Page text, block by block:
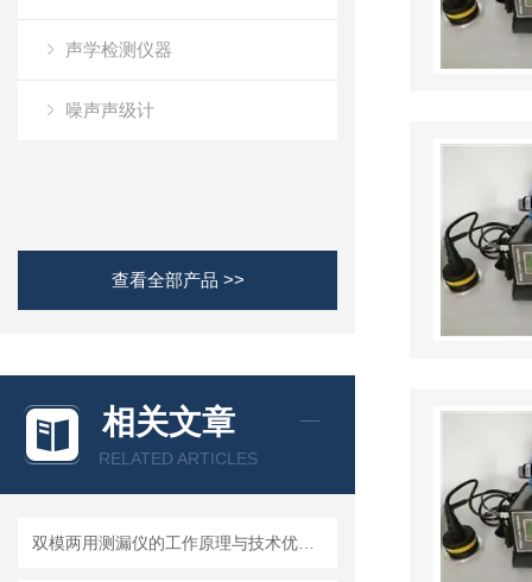
声学检测仪器
噪声声级计
查看全部产品 >>
相关文章
RELATED ARTICLES